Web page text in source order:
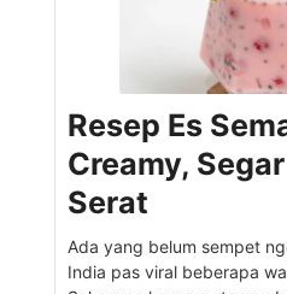
Resep Es
Creamy,
Serat
Ada yang belum sempet
India pas viral beberapa